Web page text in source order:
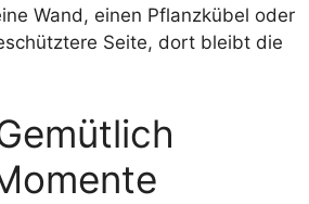
Wand, einen Pflanzkübel oder
Seite, dort bleibt die